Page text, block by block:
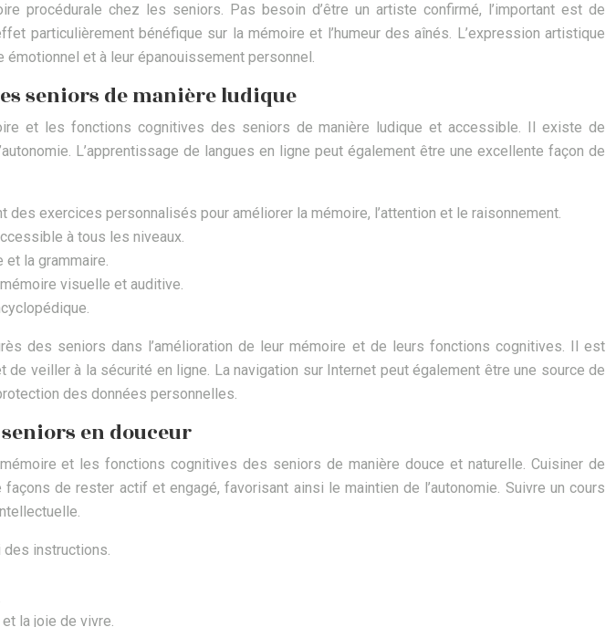
procédurale chez les seniors. Pas besoin d’être un artiste confirmé, l’important est de
particulièrement bénéfique sur la mémoire et l’humeur des aînés. L’expression artistique
et à leur épanouissement personnel.
seniors de manière ludique
et les fonctions cognitives des seniors de manière ludique et accessible. Il existe de
L’apprentissage de langues en ligne peut également être une excellente façon de
exercices personnalisés pour améliorer la mémoire, l’attention et le raisonnement.
à tous les niveaux.
et la grammaire.
visuelle et auditive.
des seniors dans l’amélioration de leur mémoire et de leurs fonctions cognitives. Il est
veiller à la sécurité en ligne. La navigation sur Internet peut également être une source de
des données personnelles.
en douceur
et les fonctions cognitives des seniors de manière douce et naturelle. Cuisiner de
de rester actif et engagé, favorisant ainsi le maintien de l’autonomie. Suivre un cours
des instructions.
la joie de vivre.